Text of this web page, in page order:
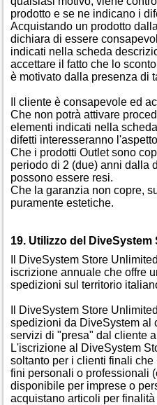
prodotto e se ne indicano i
Acquistando un prodotto
dichiara di essere
indicati nella scheda
accettare il fatto che lo
è motivato dalla presenza di
Il cliente è consapevole ed
Che non potrà attivare
elementi indicati nella
difetti interesseranno
Che i prodotti Outlet sono
periodo di 2 (due) anni dalla
possono essere resi.
Che la garanzia non copre,
puramente estetiche.
19. Utilizzo del DiveSystem
Il DiveSystem Store
iscrizione annuale che offre
spedizioni sul territorio
Il DiveSystem Store
spedizioni da DiveSystem al
servizi di "presa" dal cliente
L'iscrizione al DiveSystem
soltanto per i clienti finali
fini personali o professionali
disponibile per imprese o
acquistano articoli per